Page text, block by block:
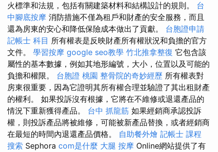
火標準和法規，包括有關建築材料和結構設計的規則。 台
中腳底按摩 消防措施不僅為租戶和財產的安全服務，而且
還為房東的安心和降低保險成本做出了貢獻。 台胞證申請
記帳士 科目 所有權表是反映財產所有權狀況和負擔的官方
文件。 學習按摩 google seo教學 竹北推拿整復 它包含該
屬性的基本數據，例如其地形編號，大小，位置以及可能的
負擔和權限。 台胞證 桃園 整骨院的奇妙經歷 所有權表對
房東很重要，因為它證明其所有權合理並驗證了其出租財產
的權利。 如果投訴沒有根據，它將在不維修或退還產品的
情況下重新獲得產品。 台中 抓龍筋 如果經銷商承認投訴
權，則投訴產品將被維修，可能被新產品替換，或者經銷商
在最短的時間內退還產品價格。 自助餐外燴 記帳士 課程
搜索 Sephora com是什麼 大腿 按摩 Online網站提供了有